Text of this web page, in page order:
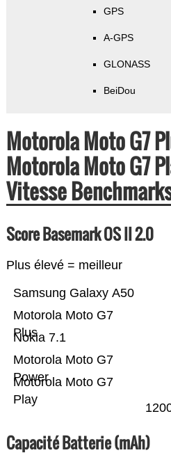
GPS
A-GPS
GLONASS
BeiDou
Motorola Moto G7
Motorola Moto G7
Vitesse
Score Basemark OS II 2.0
Plus élevé = meilleur
Motorola Moto G7
Play
Motorola Moto G7
Power
Nokia 7.1
Motorola Moto G7
Plus
Samsung Galaxy A50
Capacité Batterie (mAh)